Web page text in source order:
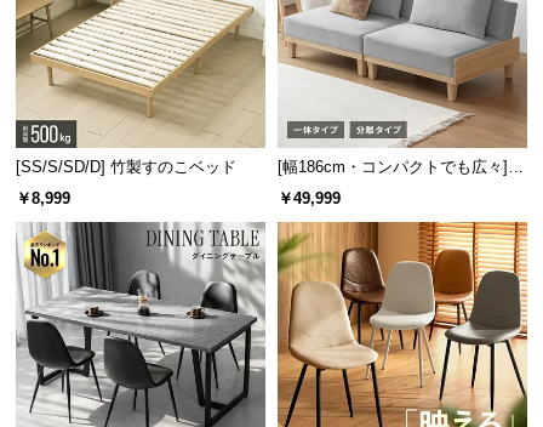
[SS/S/SD/D] 竹製すのこベッド
￥8,999
[幅186cm・コンパクトでも広々] 3
人掛けソファベッド リクライニン
￥49,999